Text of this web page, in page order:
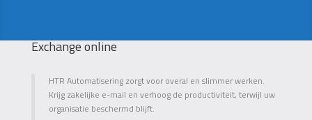
Exchange online
HTR Automatisering zorgt voor overal en slimmer werken.
Krijg zakelijke e-mail en verhoog de productiviteit, terwijl uw
organisatie beschermd blijft.